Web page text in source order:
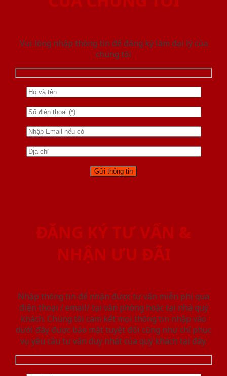
Vui lòng nhập thông tin để đăng ký làm đại lý của
chúng tôi
ĐĂNG KÝ TƯ VẤN &
NHẬN ƯU ĐÃI
Nhập thông tin để nhận được tư vấn miễn phí qua
điện thoại / email/ tại văn phòng hoặc tại nhà quý
khách. Chúng tôi cam kết mọi thông tin nhập vào
dưới đây được bảo mật tuyệt đối cũng như chỉ phục
vụ yêu cầu tư vấn duy nhất của quý khách tại đây.